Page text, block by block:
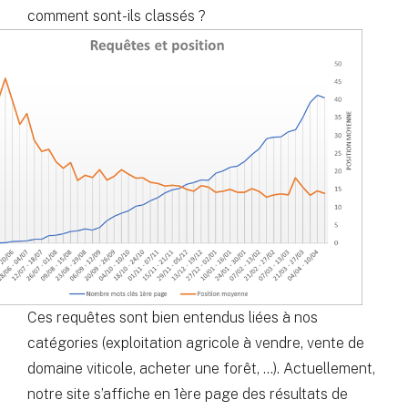
comment sont-ils classés ?
Ces requêtes sont bien entendus liées à nos
catégories (exploitation agricole à vendre, vente de
domaine viticole, acheter une forêt, …). Actuellement,
notre site s’affiche en 1ère page des résultats de